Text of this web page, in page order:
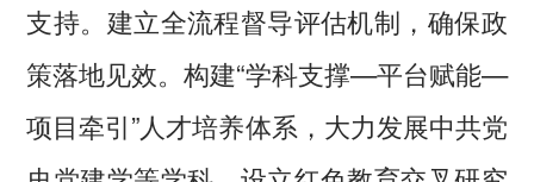
支持。建立全流程督导评估机制，确保政
策落地见效。构建“学科支撑—平台赋能—
项目牵引”人才培养体系，大力发展中共党